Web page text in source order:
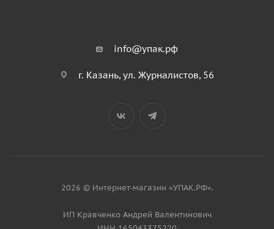
info@упак.рф
г. Казань, ул. Журналистов, 56
2026 © Интернет-магазин «УПАК.РФ».
ИП Кравченко Андрей Валентинович